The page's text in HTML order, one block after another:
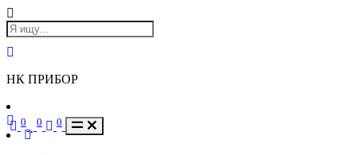
НК ПРИБОР
0 0 0